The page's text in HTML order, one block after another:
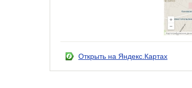
Открыть на Яндекс.Картах